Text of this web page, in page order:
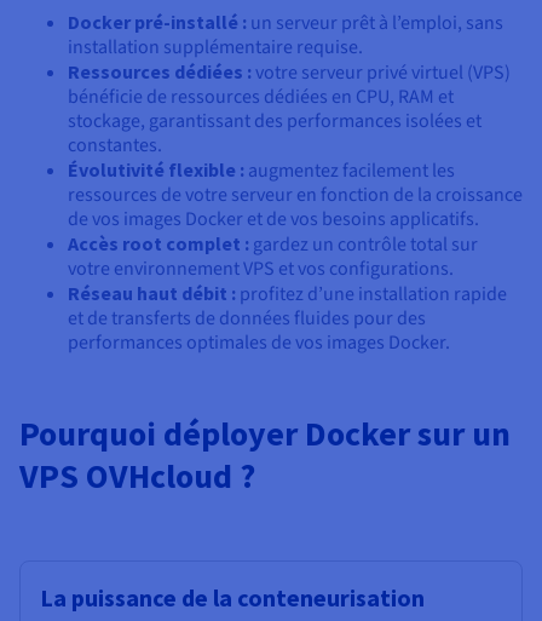
Docker pré-installé : un serveur prêt à l’emploi, sans
installation supplémentaire requise.
Ressources dédiées : votre serveur privé virtuel (VPS)
bénéficie de ressources dédiées en CPU, RAM et
stockage, garantissant des performances isolées et
constantes.
Évolutivité flexible : augmentez facilement les
ressources de votre serveur en fonction de la croissance
de vos images Docker et de vos besoins applicatifs.
Accès root complet : gardez un contrôle total sur
votre environnement VPS et vos configurations.
Réseau haut débit : profitez d’une installation rapide
et de transferts de données fluides pour des
performances optimales de vos images Docker.
Pourquoi déployer Docker sur un
VPS OVHcloud ?
La puissance de la conteneurisation